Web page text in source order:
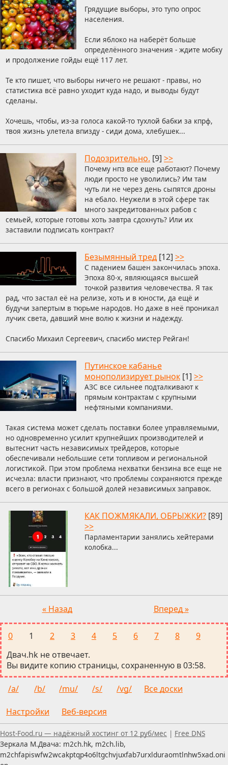
Грядущие выборы, это тупо опрос
населения.
Если яблоко на наберёт больше
определённого значения - ждите мобку
и продолжение гойды ещё 117 лет.
Те кто пишет, что выборы ничего не решают - правы, но
статистика всё равно уходит куда надо, и выводы будут
сделаны.
Хочешь, чтобы, из-за голоса какой-то тухлой бабки за кпрф,
твоя жизнь улетела впизду - сиди дома, хлебушек...
Подозрительно. [9] >>
Почему нпз все еще работают? Почему
люди просто не уволились? Им там
чуть ли не через день сыпятся дроны
на ебало. Неужели в этой сфере так
много закредитованных рабов с
семьей, которые готовы хоть завтра сдохнуть? Или их
заставили подписать контракт?
Безымянный тред [12] >>
С падением башен закончилась эпоха.
Эпоха 80-х, являющаяся высшей
точкой развития человечества. Я так
рад, что застал её на релизе, хоть и в юности, да ещё и
будучи запертым в тюрьме народов. Но даже в неё проникал
лучик света, давший мне волю к жизни и надежду.
Спасибо Михаил Сергеевич, спасибо мистер Рейган!
Путинское кабанье
монополизирует рынок [1] >>
АЗС все сильнее подталкивают к
прямым контрактам с крупными
нефтяными компаниями.
Такая система может сделать поставки более управляемыми,
но одновременно усилит крупнейших производителей и
вытеснит часть независимых трейдеров, которые
обеспечивали небольшие сети топливом и региональной
логистикой. При этом проблема нехватки бензина все еще не
исчезла: власти признают, что проблемы сохраняются прежде
всего в регионах с большой долей независимых заправок.
КАК ПОЖМЯКАЛИ, ОБРЫЖКИ? [89]
>>
Парламентарии занялись хейтерами
колобка...
« Назад Вперед »
0 1 2 3 4 5 6 7 8
9
Двач.hk не отвечает.
Вы видите копию страницы, сохраненную в 03:58.
/a/ /b/ /mu/ /s/ /vg/ Все доски
Настройки
Веб-версия
Пользуетесь скринридером — пишите, что можно
Host-Food.ru — надёжный хостинг от 12 руб/мес | Free DNS
Зеркала М.Двача: m2ch.hk, m2ch.lib,
m2chfapiswfw2wcakptqp4o6ltgchvjuxfab7urxlduraomtlnhw5xad.oni